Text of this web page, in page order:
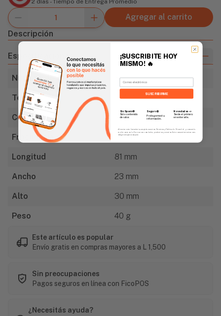
2 días - Tiempo de Entrega Promedio
Agregar al carrito
Descripción
Especificaciones
Número de entradas
Tensión 127 V
Corriente 15 A
Frecuencia 60 Hz
Longitud 81 mm
Ancho 23 mm
Alto 30 mm
Peso 40 g
Este artículo es popular
Envío gratis en compras mayores a L 1,500
Sin preocupaciones
Pagos seguros en línea con FicoPOS
¿Necesitás ayuda?
¡SUSCRIBITE HOY
MISMO! 🔥
Email
SUSCRIBIRME
Sin Spam 🚫
Solo contenido
de valor.
Seguro 🔒
Protegemos tu
información.
Novedades📣
Serás el primero
en enterarte.
Al enviar este formulario, aceptás nuestros Términos y Política de Privacidad, y consentís
recibir correos de Fierros con novedades, productos y eventos. Este consentimiento no es
obligatorio para comprar.